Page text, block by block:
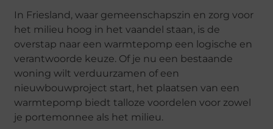
In Friesland, waar gemeenschapszin en zorg voor
het milieu hoog in het vaandel staan, is de
overstap naar een warmtepomp een logische en
verantwoorde keuze. Of je nu een bestaande
woning wilt verduurzamen of een
nieuwbouwproject start, het plaatsen van een
warmtepomp biedt talloze voordelen voor zowel
je portemonnee als het milieu.